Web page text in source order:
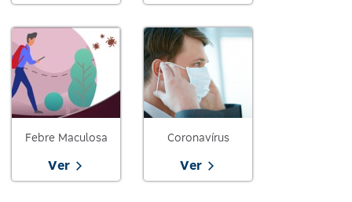
Febre Maculosa
Ver
Coronavírus
Ver